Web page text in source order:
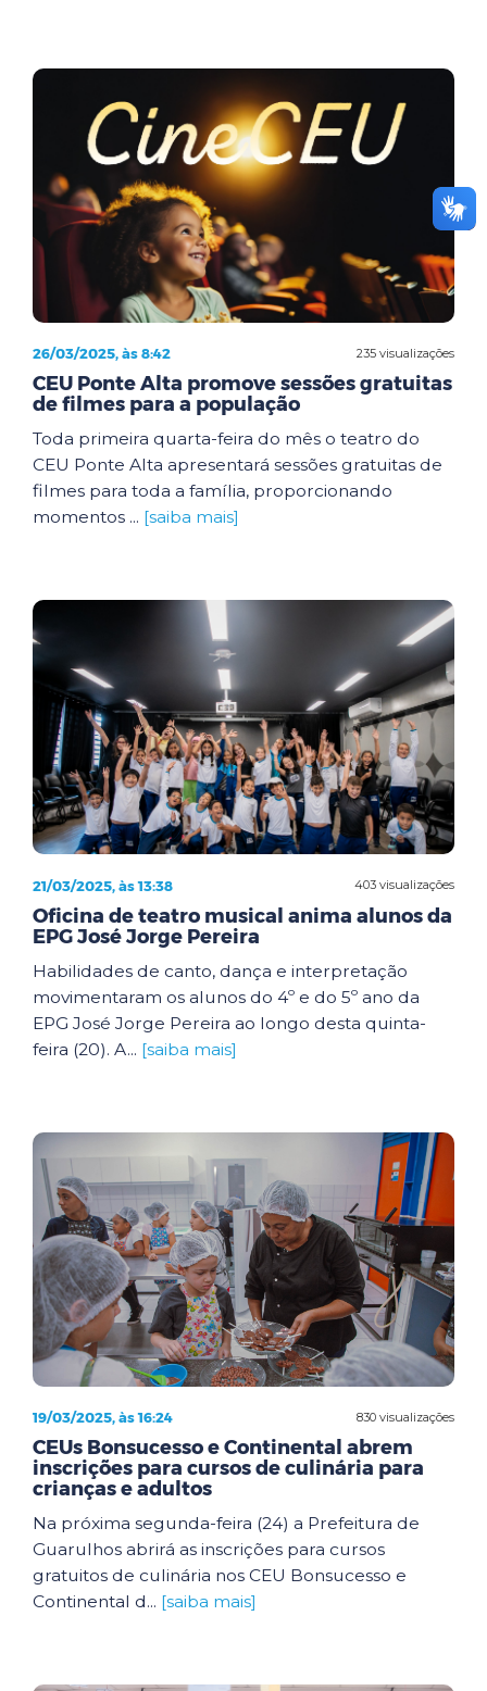
235 visualizações
26/03/2025, às 8:42
CEU Ponte Alta promove sessões gratuitas
de filmes para a população
Toda primeira quarta-feira do mês o teatro do
CEU Ponte Alta apresentará sessões gratuitas de
filmes para toda a família, proporcionando
momentos ... [saiba mais]
403 visualizações
21/03/2025, às 13:38
Oficina de teatro musical anima alunos da
EPG José Jorge Pereira
Habilidades de canto, dança e interpretação
movimentaram os alunos do 4º e do 5º ano da
EPG José Jorge Pereira ao longo desta quinta-
feira (20). A... [saiba mais]
830 visualizações
19/03/2025, às 16:24
CEUs Bonsucesso e Continental abrem
inscrições para cursos de culinária para
crianças e adultos
Na próxima segunda-feira (24) a Prefeitura de
Guarulhos abrirá as inscrições para cursos
gratuitos de culinária nos CEU Bonsucesso e
Continental d... [saiba mais]